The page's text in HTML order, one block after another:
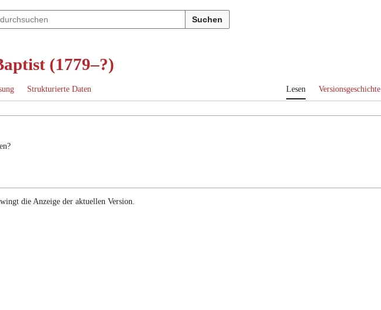
Suchen
(1779–?)
Strukturierte Daten Lesen Versionsgeschichte
die Anzeige der aktuellen Version.